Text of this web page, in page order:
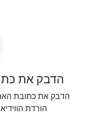
הדבק את
הדבק את כתובת
הורדת